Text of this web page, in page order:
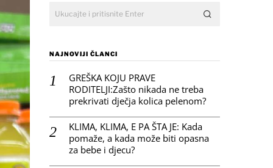
NAJNOVIJI ČLANCI
GREŠKA KOJU PRAVE
RODITELJI:Zašto nikada ne treba
prekrivati dječja kolica pelenom?
KLIMA, KLIMA, E PA ŠTA JE: Kada
pomaže, a kada može biti opasna
za bebe i djecu?